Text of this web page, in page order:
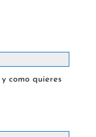
como quieres